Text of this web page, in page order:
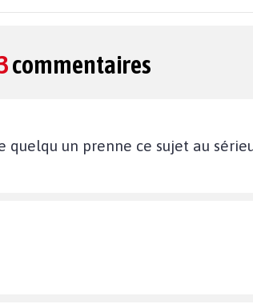
commentaires
un prenne ce sujet au